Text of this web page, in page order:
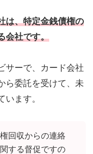
は、特定金銭債権の
会社です。
サーで、カード会社
ら委託を受けて、未
ます。
回収からの連絡
する督促ですの